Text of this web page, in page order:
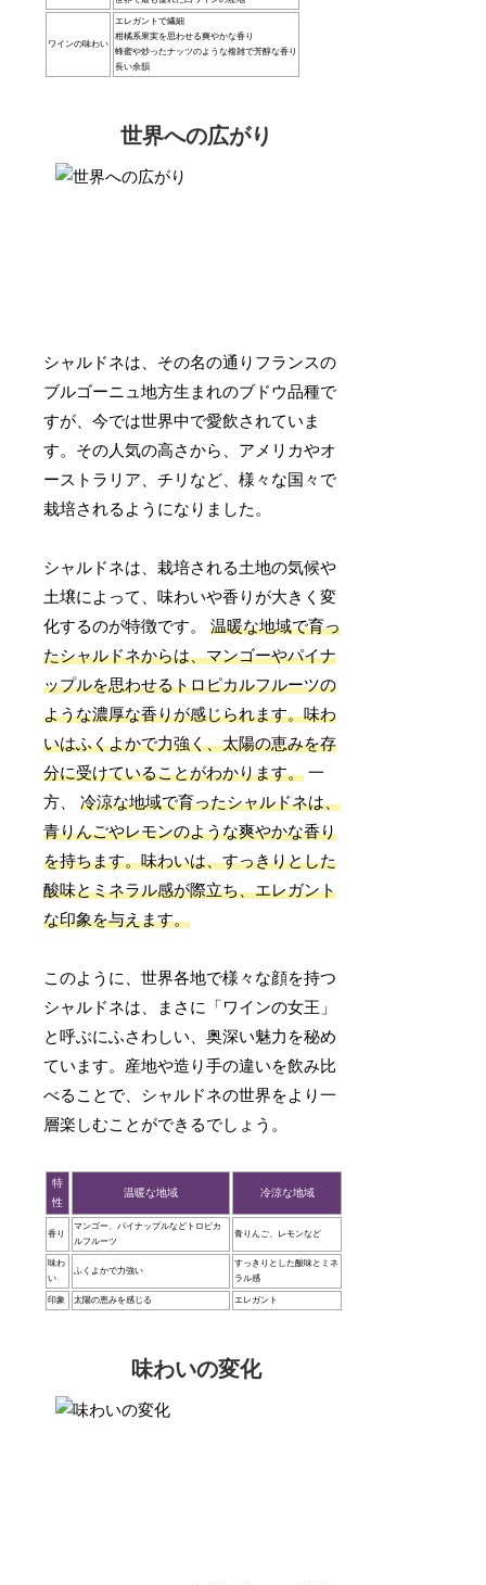
ワインの味わい
エレガントで繊細
柑橘系果実を思わせる爽やかな香り
蜂蜜や炒ったナッツのような複雑で芳醇な香り
長い余韻
世界への広がり
シャルドネは、その名の通りフランスの
ブルゴーニュ地方生まれのブドウ品種で
すが、今では世界中で愛飲されていま
す。その人気の高さから、アメリカやオ
ーストラリア、チリなど、様々な国々で
栽培されるようになりました。
シャルドネは、栽培される土地の気候や
土壌によって、味わいや香りが大きく変
化するのが特徴です。温暖な地域で育っ
たシャルドネからは、マンゴーやパイナ
ップルを思わせるトロピカルフルーツの
ような濃厚な香りが感じられます。味わ
いはふくよかで力強く、太陽の恵みを存
分に受けていることがわかります。 一
方、冷涼な地域で育ったシャルドネは、
青りんごやレモンのような爽やかな香り
を持ちます。味わいは、すっきりとした
酸味とミネラル感が際立ち、エレガント
な印象を与えます。
このように、世界各地で様々な顔を持つ
シャルドネは、まさに「ワインの女王」
と呼ぶにふさわしい、奥深い魅力を秘め
ています。産地や造り手の違いを飲み比
べることで、シャルドネの世界をより一
層楽しむことができるでしょう。
特
性
温暖な地域 冷涼な地域
香り
マンゴー、パイナップルなどトロピカ
ルフルーツ
青りんご、レモンなど
味わ
い
ふくよかで力強い
すっきりとした酸味とミネ
ラル感
印象 太陽の恵みを感じる エレガント
味わいの変化